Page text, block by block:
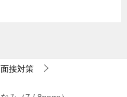
面接対策